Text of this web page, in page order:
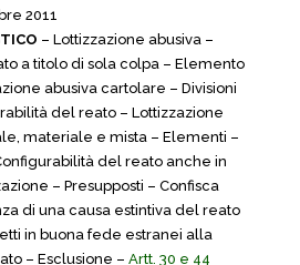
2011
– Lottizzazione abusiva –
a titolo di sola colpa – Elemento
abusiva cartolare – Divisioni
del reato – Lottizzazione
materiale e mista – Elementi –
del reato anche in
– Presupposti – Confisca
di una causa estintiva del reato
in buona fede estranei alla
– Esclusione – Artt. 30 e 44